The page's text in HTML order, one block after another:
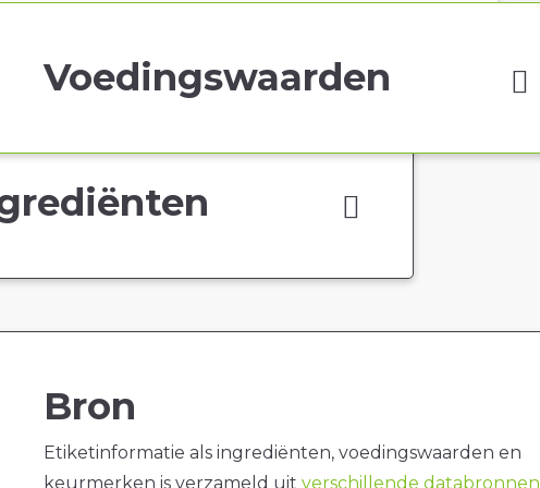
Voedingswaarden
Bron
Etiketinformatie als ingrediënten, voedingswaarden en
keurmerken is verzameld uit verschillende databronnen